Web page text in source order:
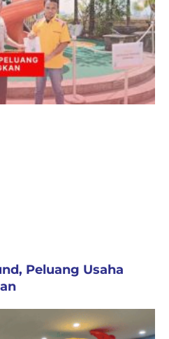
Peluang Usaha